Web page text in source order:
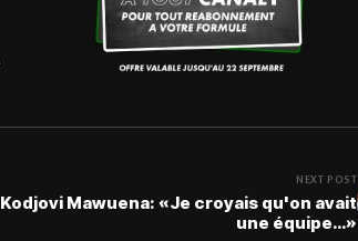
NEXT POST
Kodjovi Mawuena: «Je croyais qu'on avait
une équipe…»